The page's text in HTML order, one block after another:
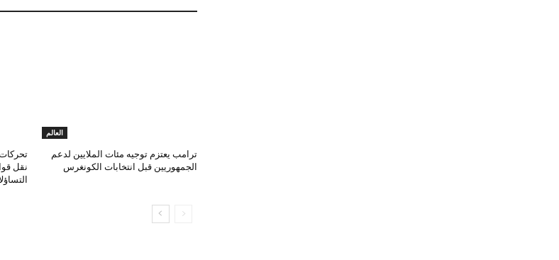
العالم
ترامب يعتزم توجيه مئات الملايين لدعم
الجمهوريين قبل انتخابات الكونغرس
نقل